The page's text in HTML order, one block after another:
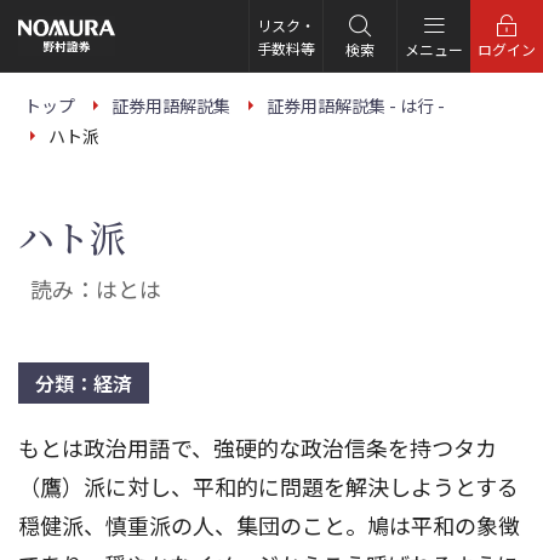
の
ー
リスク・
手数料等
検索 メニュー ログイン
トップ 証券用語解説集
証券用語解説集 - は行 -
ハト派
ハト派
読み：はとは
分類：経済
もとは政治用語で、強硬的な政治信条を持つタカ
（鷹）派に対し、平和的に問題を解決しようとする
穏健派、慎重派の人、集団のこと。鳩は平和の象徴